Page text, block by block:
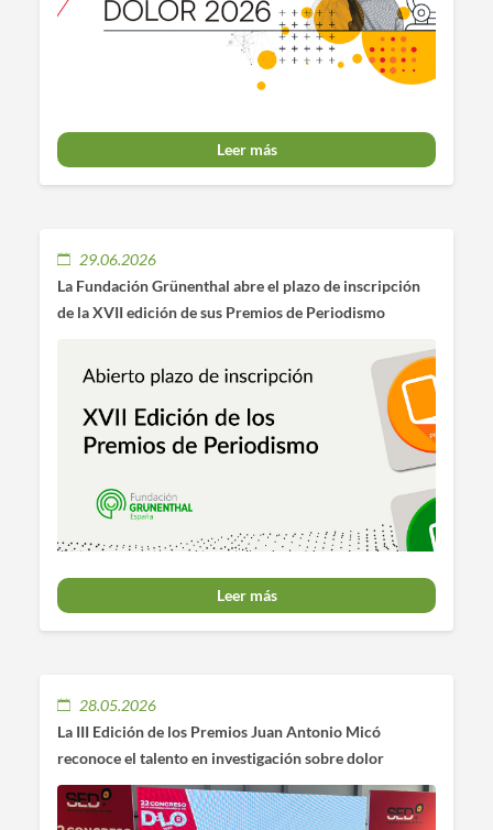
Leer más
29.06.2026
La Fundación Grünenthal abre el plazo de inscripción
de la XVII edición de sus Premios de Periodismo
Leer más
28.05.2026
La III Edición de los Premios Juan Antonio Micó
reconoce el talento en investigación sobre dolor